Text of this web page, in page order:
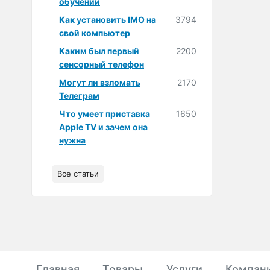
Как установить IMO на
свой компьютер
3794
Каким был первый
сенсорный телефон
2200
Могут ли взломать
Телеграм
2170
Что умеет приставка
Apple TV и зачем она
нужна
1650
Все статьи